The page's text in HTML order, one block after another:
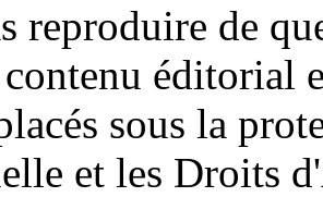
reproduire de
éditorial
sous la
et les Droits